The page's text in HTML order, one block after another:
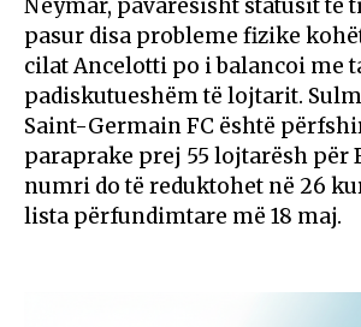
Neymar, pavarësisht statusit të
pasur disa probleme fizike
cilat Ancelotti po i balancoi me
padiskutueshëm të lojtarit.
Saint-Germain FC është
paraprake prej 55 lojtarësh për
numri do të reduktohet në 26
lista përfundimtare më 18 maj.